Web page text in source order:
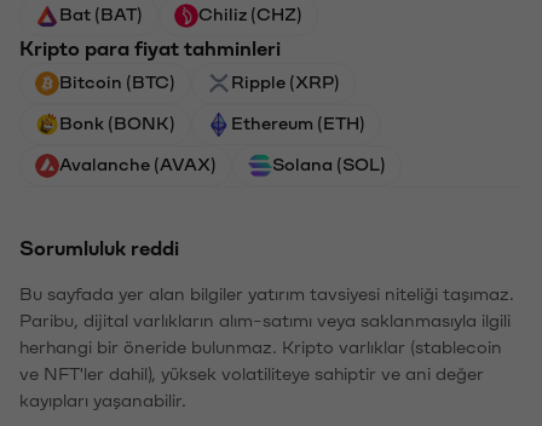
Bat (BAT) Chiliz (CHZ)
Kripto para fiyat tahminleri
Bitcoin (BTC) Ripple (XRP)
Bonk (BONK) Ethereum (ETH)
Avalanche (AVAX) Solana (SOL)
Sorumluluk reddi
Bu sayfada yer alan bilgiler yatırım tavsiyesi niteliği taşımaz.
Paribu, dijital varlıkların alım-satımı veya saklanmasıyla ilgili
herhangi bir öneride bulunmaz. Kripto varlıklar (stablecoin
ve NFT'ler dahil), yüksek volatiliteye sahiptir ve ani değer
kayıpları yaşanabilir.